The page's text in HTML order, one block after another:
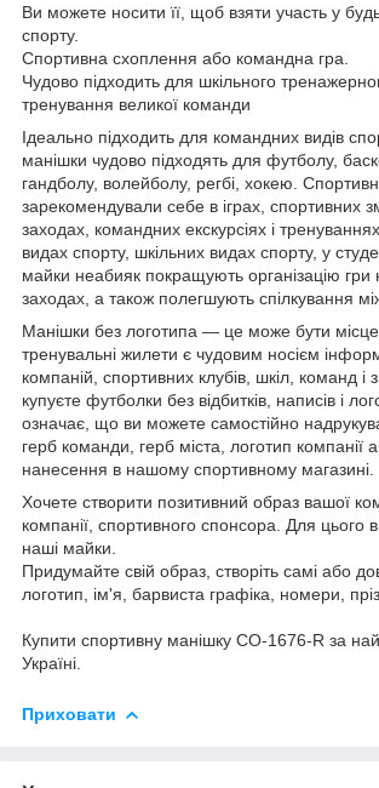
Ви можете носити її, щоб взяти участь у
спорту.
Спортивна схоплення або командна гра.
Чудово підходить для шкільного
тренування великої команди
Ідеально підходить для командних видів
манішки чудово підходять для футболу,
гандболу, волейболу, регбі, хокею.
зарекомендували себе в іграх, спортивних
заходах, командних екскурсіях і
видах спорту, шкільних видах спорту, у
майки неабияк покращують організацію гри
заходах, а також полегшують спілкування
Манішки без логотипа — це може бути
тренувальні жилети є чудовим носієм
компаній, спортивних клубів, шкіл, команд і
купуєте футболки без відбитків, написів і
означає, що ви можете самостійно
герб команди, герб міста, логотип компанії
нанесення в нашому спортивному магазині.
Хочете створити позитивний образ вашої
компанії, спортивного спонсора. Для цього
наші майки.
Придумайте свій образ, створіть самі або
логотип, ім'я, барвиста графіка, номери,
Купити спортивну манішку CO-1676-R за
Україні.
Приховати